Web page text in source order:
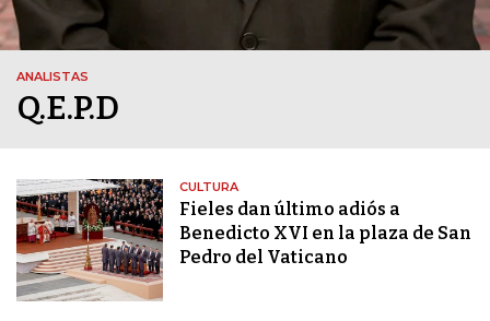
ANALISTAS
Q.E.P.D
CULTURA
Fieles dan último adiós a
Benedicto XVI en la plaza de San
Pedro del Vaticano